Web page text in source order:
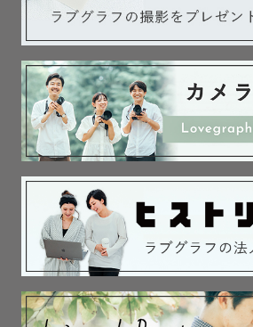
◆マタニティフォト🤰
ニューボーン撮影前に、おふたりの最
を
そして初めてのファミリーフォトを撮
妊娠期間は嬉しさや喜びのほかに、
計り知れない不安や辛さも同時にくる
ママさんから聞いています。
だからこそ、撮影を通して、赤ちゃん
時間にしませんか？
赤ちゃんが産まれてくる前のおふたり